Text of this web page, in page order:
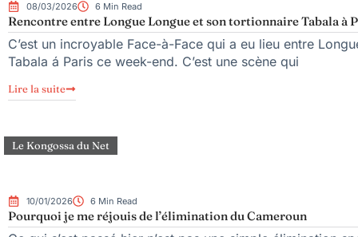
08/03/2026 6 Min Read
Rencontre entre Longue Longue et son tortionnaire Tabala à
C’est un incroyable Face-à-Face qui a eu lieu entre
Tabala á Paris ce week-end. C’est une scène qui
Lire la suite
Le Kongossa du Net
10/01/2026 6 Min Read
Pourquoi je me réjouis de l’élimination du Cameroun